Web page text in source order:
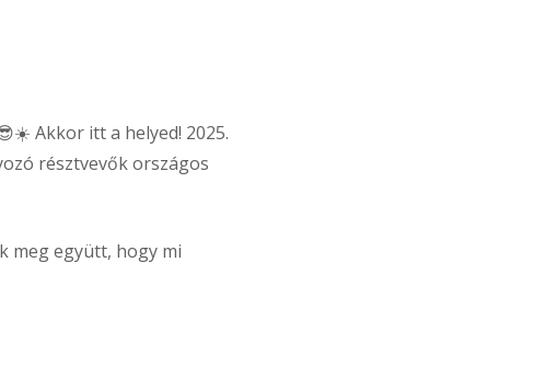
Akkor itt a helyed! 2025.
résztvevők országos
meg együtt, hogy mi